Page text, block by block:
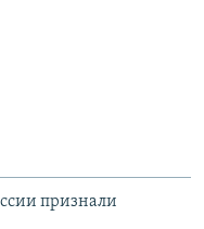
признали